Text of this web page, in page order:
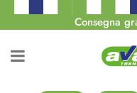
Consegna